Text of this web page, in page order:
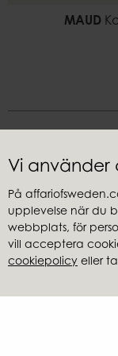
Vi använder
På
upplevelse när du
webbplats, för
vill acceptera
cookiepolicy eller
MAUD
Kundservice
Frågor & svar
Integritetspolicy